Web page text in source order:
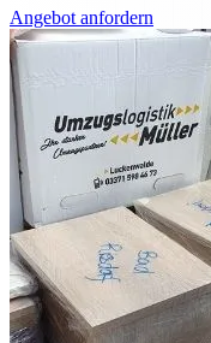
Angebot anfordern